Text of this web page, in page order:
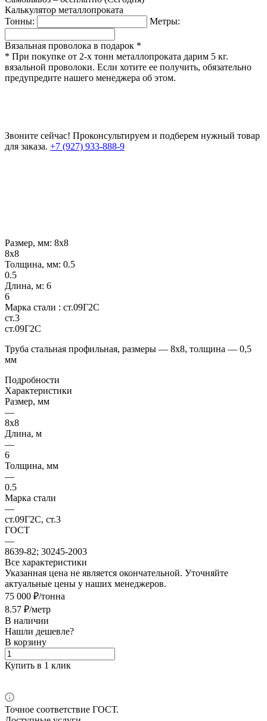
Калькулятор металлопроката
Тонны:
Метры:
Вязальная проволока в подарок *
* При покупке от 2-х тонн металлопроката дарим 5 кг.
вязальной проволоки. Если хотите ее получить, обязательно
предупредите нашего менеджера об этом.
Звоните сейчас! Проконсультируем и подберем нужный товар
для заказа. +7 (927) 933-888-9
Размер, мм: 8х8
8х8
Толщина, мм: 0.5
0.5
Длина, м: 6
6
Марка стали : ст.09Г2С
ст.3
ст.09Г2С
Труба стальная профильная, размеры — 8х8, толщина — 0,5
мм
Подробности
Характеристики
Размер, мм
—
8х8
Длина, м
—
6
Толщина, мм
—
0.5
Марка стали
—
ст.09Г2С, ст.3
ГОСТ
—
8639-82; 30245-2003
Все характеристики
Указанная цена не является окончательной. Уточняйте
актуальные цены у наших менеджеров.
75 000 ₽/тонна
8.57 ₽/метр
В наличии
Нашли дешевле?
В корзину
Купить в 1 клик
Точное соответствие ГОСТ.